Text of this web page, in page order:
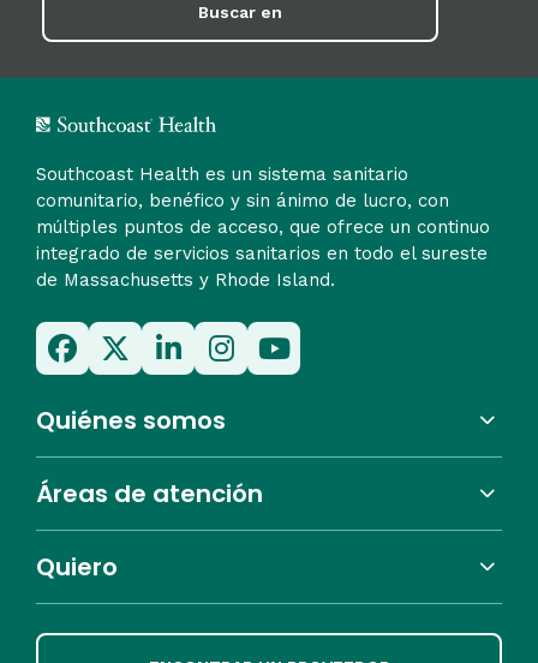
Buscar en
Southcoast Health es un sistema sanitario
comunitario, benéfico y sin ánimo de lucro, con
múltiples puntos de acceso, que ofrece un continuo
integrado de servicios sanitarios en todo el sureste
de Massachusetts y Rhode Island.
Quiénes somos
Áreas de atención
Quiero